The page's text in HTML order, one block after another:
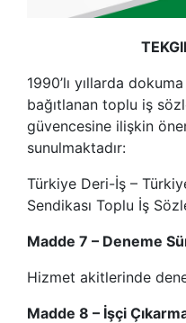
1990’lı yıllarda
bağıtlanan toplu iş
güvencesine ilişkin
sunulmaktadır:
Türkiye Deri-İş –
Sendikası Toplu İş
Madde 7 – Deneme
Hizmet akitlerinde
Madde 8 – İşçi